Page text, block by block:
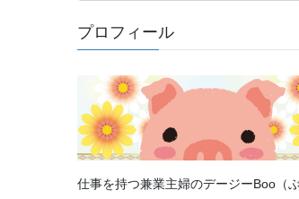
リ
プロフィール
仕事を持つ兼業主婦のデージーBoo（